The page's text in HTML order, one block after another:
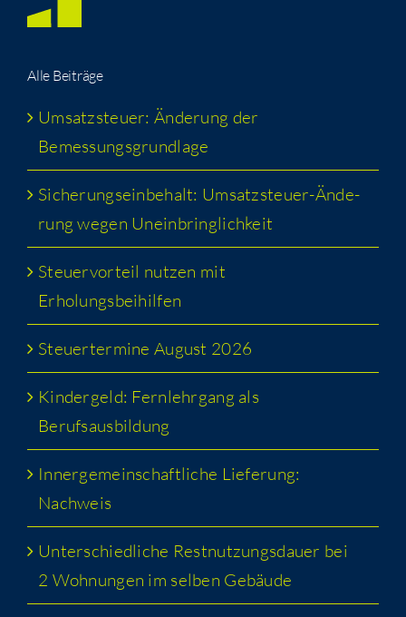
Alle Bei­trä­ge
Umsatz­steu­er: Ände­rung der
Bemessungsgrundlage
Siche­rungs­ein­be­halt: Umsatz­steu­er-Ände­
rung wegen Uneinbringlichkeit
Steu­er­vor­teil nut­zen mit
Erholungsbeihilfen
Steu­er­ter­mi­ne August 2026
Kin­der­geld: Fern­lehr­gang als
Berufsausbildung
Inner­ge­mein­schaft­li­che Lie­fe­rung:
Nachweis
Unter­schied­li­che Rest­nut­zungs­dau­er bei
2 Woh­nun­gen im sel­ben Gebäude